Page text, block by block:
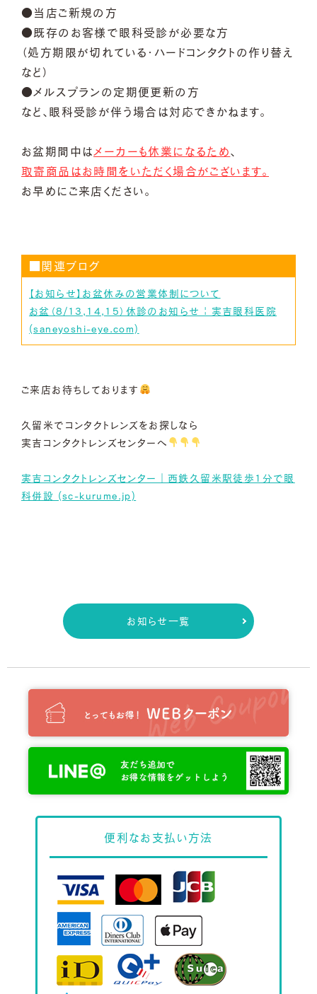
●当店ご新規の方
●既存のお客様で眼科受診が必要な方
（処方期限が切れている・ハードコンタクトの作り替え
など）
●メルスプランの定期便更新の方
など、眼科受診が伴う場合は対応できかねます。
お盆期間中はメーカーも休業になるため、
取寄商品はお時間をいただく場合がございます。
お早めにご来店ください。
■関連ブログ
【お知らせ】お盆休みの営業体制について
お盆（8/13,14,15）休診のお知らせ | 実吉眼科医院
(saneyoshi-eye.com)
ご来店お待ちしております
久留米でコンタクトレンズをお探しなら
実吉コンタクトレンズセンターへ
実吉コンタクトレンズセンター｜西鉄久留米駅徒歩1分で眼
科併設 (sc-kurume.jp)
お知らせ一覧
便利なお支払い方法